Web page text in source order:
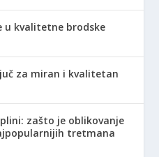
u kvalitetne brodske
za miran i kvalitetan
zašto je oblikovanje
tretmana